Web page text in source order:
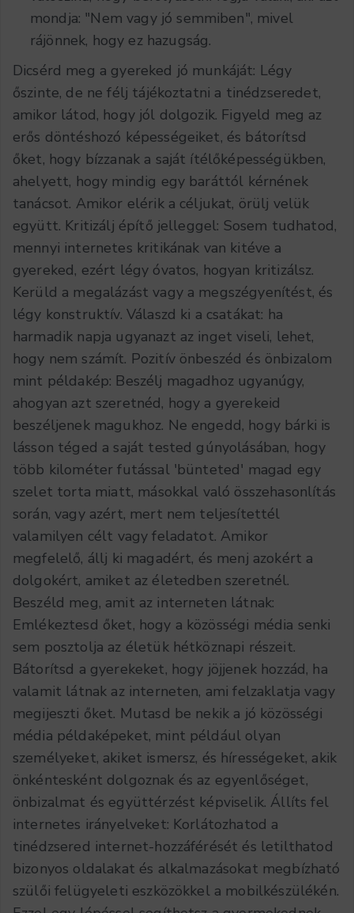
mondja: "Nem vagy jó semmiben", mivel
rájönnek, hogy ez hazugság.
Dicsérd meg a gyereked jó munkáját: Légy
őszinte, de ne félj tájékoztatni a tinédzseredet,
amikor látod, hogy jól dolgozik. Figyeld meg az
erős döntéshozó képességeiket, és bátorítsd
őket, hogy bízzanak a saját ítélőképességükben,
ahelyett, hogy mindig egy baráttól kérnének
tanácsot. Amikor elérik a céljukat, örülj velük
együtt. Kritizálj építő jelleggel: Sosem tudhatod,
mennyi internetes kritikának van kitéve a
gyereked, ezért légy óvatos, hogyan kritizálsz.
Kerüld a megalázást vagy a megszégyenítést, és
légy konstruktív. Válaszd ki a csatákat: ha
harmadik napja ugyanazt az inget viseli, lehet,
hogy nem számít. Pozitív önbeszéd és önbizalom
mint példakép: Beszélj magadhoz ugyanúgy,
ahogyan azt szeretnéd, hogy a gyerekeid
beszéljenek magukhoz. Ne engedd, hogy bárki is
lásson téged a saját tested gúnyolásában, hogy
több kilométer futással 'bünteted' magad egy
szelet torta miatt, másokkal való összehasonlítás
során, vagy azért, mert nem teljesítettél
valamilyen célt vagy feladatot. Amikor
megfelelő, állj ki magadért, és menj azokért a
dolgokért, amiket az életedben szeretnél.
Beszéld meg, amit az interneten látnak:
Emlékeztesd őket, hogy a közösségi média senki
sem posztolja az életük hétköznapi részeit.
Bátorítsd a gyerekeket, hogy jöjjenek hozzád, ha
valamit látnak az interneten, ami felzaklatja vagy
megijeszti őket. Mutasd be nekik a jó közösségi
média példaképeket, mint például olyan
személyeket, akiket ismersz, és hírességeket, akik
önkéntesként dolgoznak és az egyenlőséget,
önbizalmat és együttérzést képviselik. Állíts fel
internetes irányelveket: Korlátozhatod a
tinédzsered internet-hozzáférését és letilthatod
bizonyos oldalakat és alkalmazásokat megbízható
szülői felügyeleti eszközökkel a mobilkészülékén.